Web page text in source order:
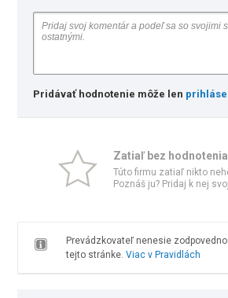
Pridávať hodnotenie môže len
Zatiaľ bez hodnotenia
Túto firmu zatiaľ nikto
Poznáš ju? Pridaj k nej
Prevádzkovateľ nenesie
tejto stránke. Viac v Pravidlách